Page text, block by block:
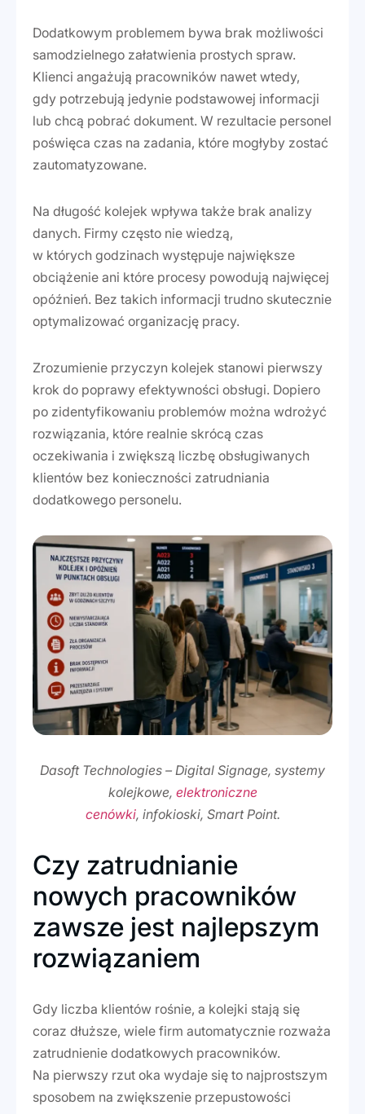
Dodatkowym problemem bywa brak możliwości
samodzielnego załatwienia prostych spraw.
Klienci angażują pracowników nawet wtedy,
gdy potrzebują jedynie podstawowej informacji
lub chcą pobrać dokument. W rezultacie personel
poświęca czas na zadania, które mogłyby zostać
zautomatyzowane.
Na długość kolejek wpływa także brak analizy
danych. Firmy często nie wiedzą,
w których godzinach występuje największe
obciążenie ani które procesy powodują najwięcej
opóźnień. Bez takich informacji trudno skutecznie
optymalizować organizację pracy.
Zrozumienie przyczyn kolejek stanowi pierwszy
krok do poprawy efektywności obsługi. Dopiero
po zidentyfikowaniu problemów można wdrożyć
rozwiązania, które realnie skrócą czas
oczekiwania i zwiększą liczbę obsługiwanych
klientów bez konieczności zatrudniania
dodatkowego personelu.
Dasoft Technologies – Digital Signage, systemy
kolejkowe, elektroniczne
cenówki, infokioski, Smart Point.
Czy zatrudnianie
nowych pracowników
zawsze jest najlepszym
rozwiązaniem
Gdy liczba klientów rośnie, a kolejki stają się
coraz dłuższe, wiele firm automatycznie rozważa
zatrudnienie dodatkowych pracowników.
Na pierwszy rzut oka wydaje się to najprostszym
sposobem na zwiększenie przepustowości